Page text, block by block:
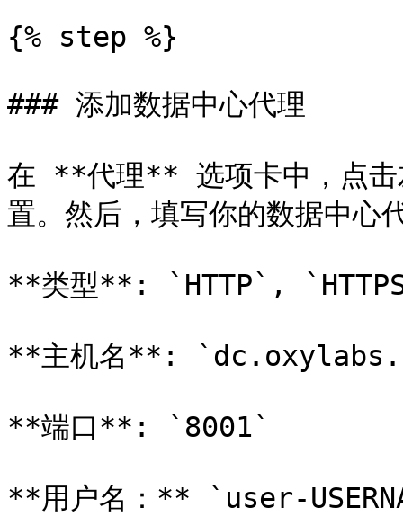
{% step %}
### 添加数据中心代理
在 **代理** 选项卡中，点
置。然后，填写你的数据中心
**类型**: `HTTP`,
**主机名**:
**端口**: `8001`
**用户名：** `user-